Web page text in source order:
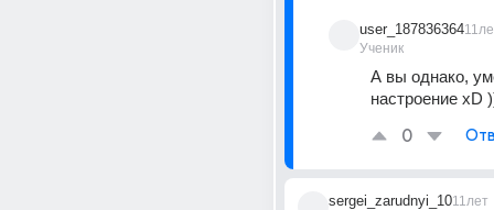
user_187836364
Ученик
А вы однако,
настроение xD
0
sergei_zarudnyi_1011лет